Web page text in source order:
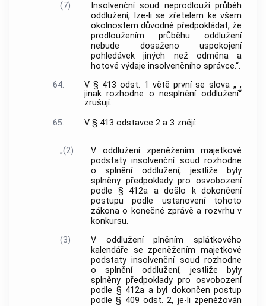
(7)
Insolvenční soud neprodlouží průběh
oddlužení, lze-li se zřetelem ke všem
okolnostem důvodně předpokládat, že
prodloužením průběhu oddlužení
nebude dosaženo uspokojení
pohledávek jiných než odměna a
hotové výdaje insolvenčního správce.“.
64.
V § 413 odst. 1 větě první se slova „ ,
jinak rozhodne o nesplnění oddlužení“
zrušují.
65.
V § 413 odstavce 2 a 3 znějí:
„(2)
V oddlužení zpeněžením majetkové
podstaty insolvenční soud rozhodne
o splnění oddlužení, jestliže byly
splněny předpoklady pro osvobození
podle § 412a a došlo k dokončení
postupu podle ustanovení tohoto
zákona o konečné zprávě a rozvrhu v
konkursu.
(3)
V oddlužení plněním splátkového
kalendáře se zpeněžením majetkové
podstaty insolvenční soud rozhodne
o splnění oddlužení, jestliže byly
splněny předpoklady pro osvobození
podle § 412a a byl dokončen postup
podle § 409 odst. 2, je-li zpeněžován